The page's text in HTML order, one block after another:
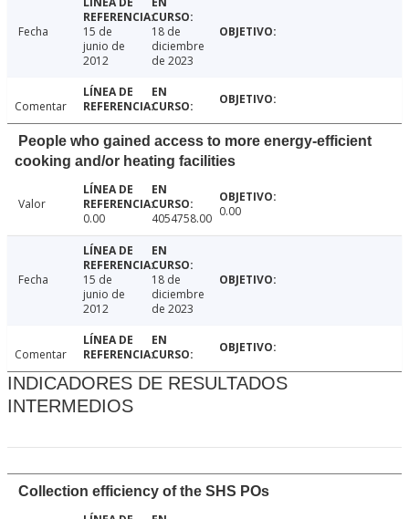
Fecha
15 de
junio de
2012
18 de
diciembre
de 2023
Comentar
People who gained access to more energy-efficient
cooking and/or heating facilities
Valor
0.00
4054758.00 0.00
Fecha
15 de
junio de
2012
18 de
diciembre
de 2023
Comentar
INDICADORES DE RESULTADOS
INTERMEDIOS
Collection efficiency of the SHS POs